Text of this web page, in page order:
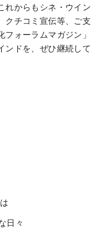
れからもシネ・ウイン
クチコミ宣伝等、ご支
ォーラムマガジン」
ンドを、ぜひ継続して
日々